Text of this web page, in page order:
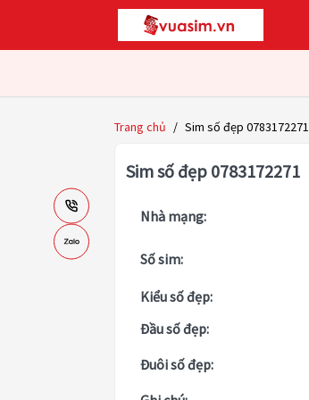
Trang chủ / Sim số đẹp 0783172271
Sim số đẹp 0783172271
Nhà mạng:
Số sim:
Kiểu số đẹp:
Đầu số đẹp:
Đuôi số đẹp: